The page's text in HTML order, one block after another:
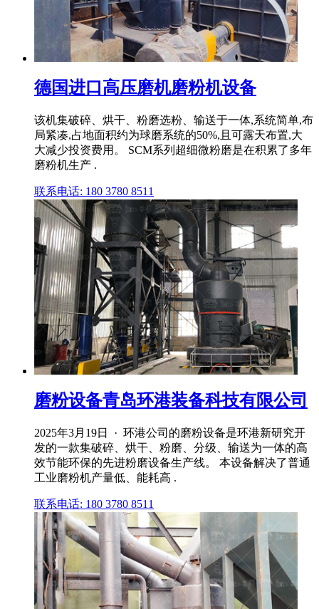
德国进口高压磨机磨粉机设备
该机集破碎、烘干、粉磨选粉、输送于一体,系统简单,布
局紧凑,占地面积约为球磨系统的50%,且可露天布置,大
大减少投资费用。 SCM系列超细微粉磨是在积累了多年
磨粉机生产 .
联系电话: 180 3780 8511
磨粉设备青岛环港装备科技有限公司
2025年3月19日 · 环港公司的磨粉设备是环港新研究开
发的一款集破碎、烘干、粉磨、分级、输送为一体的高
效节能环保的先进粉磨设备生产线。 本设备解决了普通
工业磨粉机产量低、能耗高 .
联系电话: 180 3780 8511